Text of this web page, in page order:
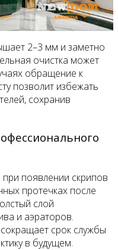
2–3 мм и заметно
очистка может
обращение к
позволит избежать
сохранив
при появлении скрипов
протечках после
слой
и аэраторов.
срок службы
в будущем.